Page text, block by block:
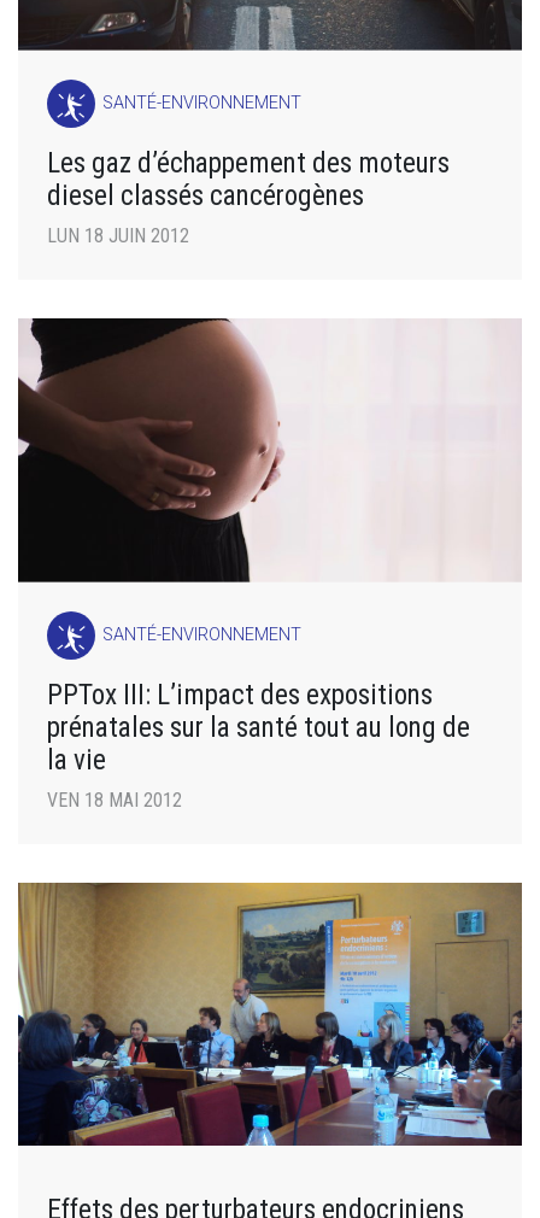
SANTÉ-ENVIRONNEMENT
Les gaz d’échappement des moteurs
diesel classés cancérogènes
LUN 18 JUIN 2012
SANTÉ-ENVIRONNEMENT
PPTox III: L’impact des expositions
prénatales sur la santé tout au long de
la vie
VEN 18 MAI 2012
Effets des perturbateurs endocriniens